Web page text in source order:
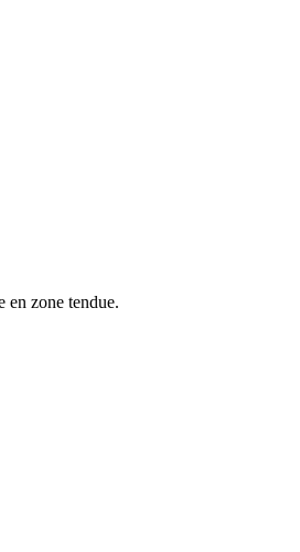
en zone tendue.